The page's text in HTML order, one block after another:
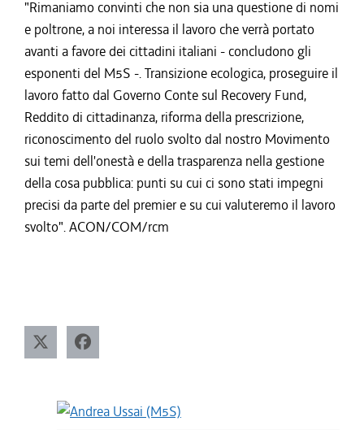
"Rimaniamo convinti che non sia una questione di nomi
e poltrone, a noi interessa il lavoro che verrà portato
avanti a favore dei cittadini italiani - concludono gli
esponenti del M5S -. Transizione ecologica, proseguire il
lavoro fatto dal Governo Conte sul Recovery Fund,
Reddito di cittadinanza, riforma della prescrizione,
riconoscimento del ruolo svolto dal nostro Movimento
sui temi dell'onestà e della trasparenza nella gestione
della cosa pubblica: punti su cui ci sono stati impegni
precisi da parte del premier e su cui valuteremo il lavoro
svolto". ACON/COM/rcm